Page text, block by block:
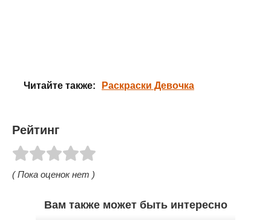
Читайте также: Раскраски Девочка
Рейтинг
( Пока оценок нет )
Вам также может быть интересно